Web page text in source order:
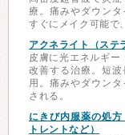
療。痛みやダウン
すぐにメイク可能で
アクネライト（ステ
皮膚に光エネルギー
改善する治療。短
用。痛みやダウン
される。
にきび内服薬の処
トレントなど）